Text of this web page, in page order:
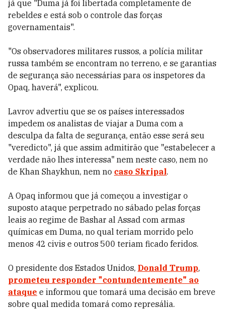
já que "Duma já foi libertada completamente de
rebeldes e está sob o controle das forças
governamentais".
"Os observadores militares russos, a polícia militar
russa também se encontram no terreno, e se garantias
de segurança são necessárias para os inspetores da
Opaq, haverá", explicou.
Lavrov advertiu que se os países interessados
impedem os analistas de viajar a Duma com a
desculpa da falta de segurança, então esse será seu
"veredicto", já que assim admitirão que "estabelecer a
verdade não lhes interessa" nem neste caso, nem no
de Khan Shaykhun, nem no caso Skripal.
A Opaq informou que já começou a investigar o
suposto ataque perpetrado no sábado pelas forças
leais ao regime de Bashar al Assad com armas
químicas em Duma, no qual teriam morrido pelo
menos 42 civis e outros 500 teriam ficado feridos.
O presidente dos Estados Unidos, Donald Trump,
prometeu responder "contundentemente" ao
ataque e informou que tomará uma decisão em breve
sobre qual medida tomará como represália.